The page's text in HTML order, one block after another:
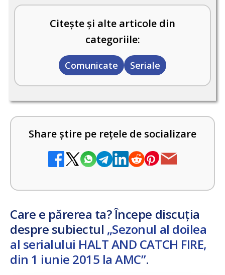
Citește și alte articole din
categoriile:
Comunicate Seriale
Share știre pe rețele de socializare
Care e părerea ta? Începe discuția
despre subiectul „Sezonul al doilea
al serialului HALT AND CATCH FIRE,
din 1 iunie 2015 la AMC”.